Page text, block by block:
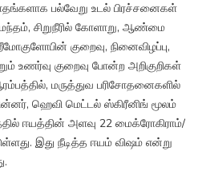
பல்வேறு உடல் பிரச்சனைகள்
சிறுநீரில் கோளாறு, ஆண்மை
குறைவு, நினைவிழப்பு,
உணர்வு குறைவு போன்ற அறிகுறிகள்
மருத்துவ பரிசோதனைகளில்
ஹெவி மெட்டல் ஸ்கிரீனிங் மூலம்
ஈயத்தின் அளவு 22 மைக்ரோகிராம்/
இது நீடித்த ஈயம் விஷம் என்று